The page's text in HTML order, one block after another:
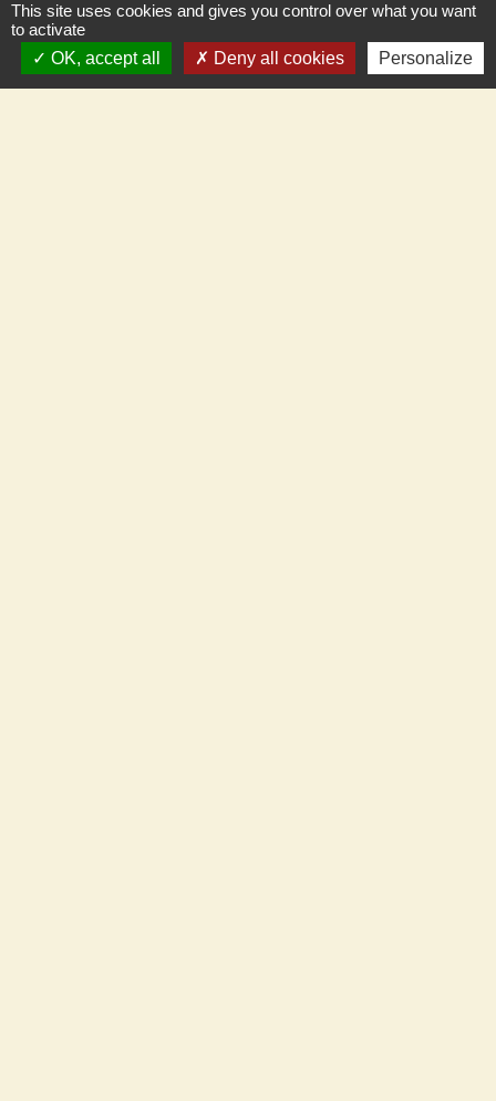
- Espace Mon Compte NEOPSE
L’Espace Mon Compte NEOPSE, qui peut être utilisé
pour la contribution sur le Site selon les
fonctionnalités activées par la Structure, fait l’objet
This site uses cookies and gives you control over what you want
to activate
OK, accept all
Deny all cookies Personalize